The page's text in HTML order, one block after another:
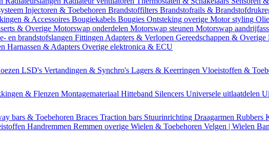
Injectoren & Toebehoren Brandstoffilters Brandstofrails &
& Accessoires Bougiekabels Bougies Ontsteking overige Motor styling
& Overige Motorswap onderdelen Motorswap steunen Motorswap
en brandstofslangen Fittingen Adapters & Verlopen Gereedschappen & Overige
Harnassen & Adapters Overige elektronica & ECU
LSD's Vertandingen & Synchro's Lagers & Keerringen Vloeistoffen &
& Flenzen Montagemateriaal Hitteband Silencers Universele uitlaatdelen
bars & Toebehoren Braces Traction bars Stuurinrichting Draagarmen Rubbers
Handremmen Remmen overige Wielen & Toebehoren Velgen | Wielen